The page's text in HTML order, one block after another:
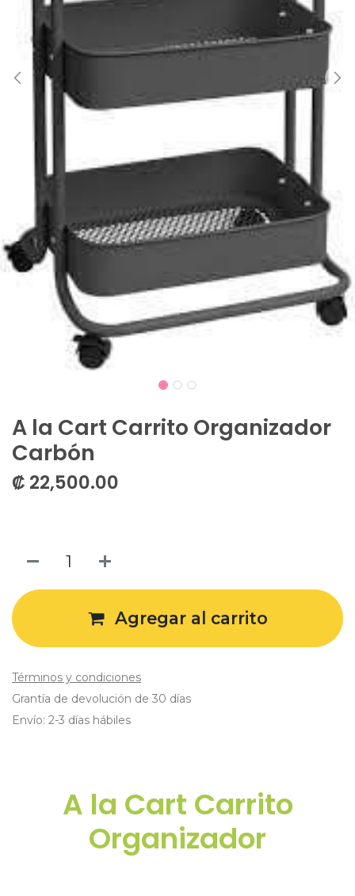
A la Cart Carrito Organizador
Carbón
₡ 22,500.00
Agregar al carrito
Términos y condiciones
Grantía de devolución de 30 días
Envío: 2-3 días hábiles
A la Cart Carrito
Organizador​